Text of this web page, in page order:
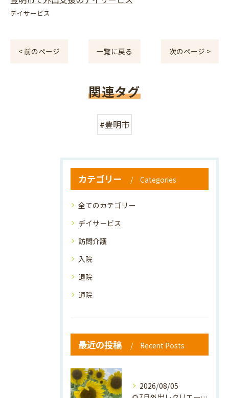
デイサービス
< 前のページ 一覧に戻る 次のページ >
関連タグ
#豊明市
カテゴリー Categories
全てのカテゴリー
デイサービス
訪問介護
入院
退院
通院
最近の投稿 Recent Posts
2026/08/05